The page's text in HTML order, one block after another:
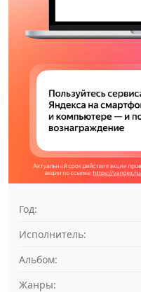
Год:
Исполнитель:
Альбом:
Жанры: